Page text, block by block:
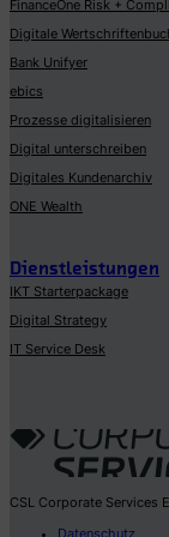
FinanceOne Risk +
Digitale
Bank Unifyer
ebics
Prozesse digitalisieren
Digital unterschreiben
Digitales Kundenarchiv
ONE Wealth
Dienstleistungen
IKT Starterpackage
Digital Strategy
IT Service Desk
CSL Corporate Services